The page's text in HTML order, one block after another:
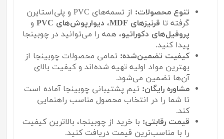
تنوع محصولات:
از تسمه‌های PVC و پلی‌استایرن
گرفته تا قرنیزهای MDF ، دیوارپوش‌های PVC
و
پروفیل‌های دکوراتیو، همه را می‌توانید در چوبینجا
پیدا کنید.
کیفیت تضمین‌شده: تمامی محصولات چوبینجا از
بهترین مواد اولیه تهیه شده‌اند و کیفیت بالای
آن‌ها تضمین می‌شود.
مشاوره رایگان: تیم پشتیبانی چوبینجا آماده است
تا شما را در انتخاب محصول مناسب راهنمایی
کند.
قیمت رقابتی: با خرید از چوبینجا، بالاترین کیفیت
را با مناسب‌ترین قیمت دریافت کنید.